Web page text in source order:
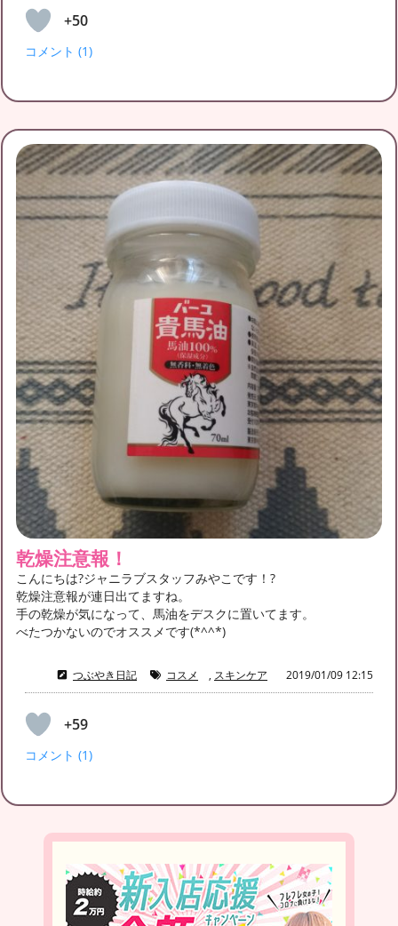
+50
コメント (1)
乾燥注意報！
こんにちは?ジャニラブスタッフみやこです！?
乾燥注意報が連日出てますね。
手の乾燥が気になって、馬油をデスクに置いてます。
べたつかないのでオススメです(*^^*)
つぶやき日記 コスメ , スキンケア 2019/01/09 12:15
+59
コメント (1)